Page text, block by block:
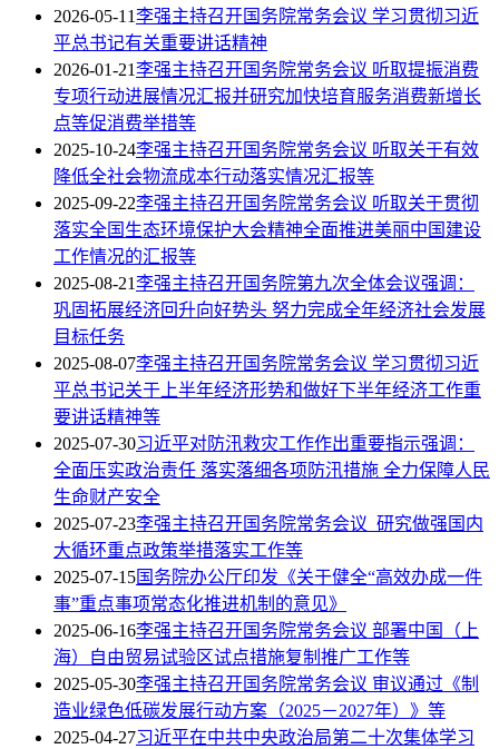
2026-05-11李强主持召开国务院常务会议 学习贯彻习近
平总书记有关重要讲话精神
2026-01-21李强主持召开国务院常务会议 听取提振消费
专项行动进展情况汇报并研究加快培育服务消费新增长
点等促消费举措等
2025-10-24李强主持召开国务院常务会议 听取关于有效
降低全社会物流成本行动落实情况汇报等
2025-09-22李强主持召开国务院常务会议 听取关于贯彻
落实全国生态环境保护大会精神全面推进美丽中国建设
工作情况的汇报等
2025-08-21李强主持召开国务院第九次全体会议强调：
巩固拓展经济回升向好势头 努力完成全年经济社会发展
目标任务
2025-08-07李强主持召开国务院常务会议 学习贯彻习近
平总书记关于上半年经济形势和做好下半年经济工作重
要讲话精神等
2025-07-30习近平对防汛救灾工作作出重要指示强调：
全面压实政治责任 落实落细各项防汛措施 全力保障人民
生命财产安全
2025-07-23李强主持召开国务院常务会议 研究做强国内
大循环重点政策举措落实工作等
2025-07-15国务院办公厅印发《关于健全“高效办成一件
事”重点事项常态化推进机制的意见》
2025-06-16李强主持召开国务院常务会议 部署中国（上
海）自由贸易试验区试点措施复制推广工作等
2025-05-30李强主持召开国务院常务会议 审议通过《制
造业绿色低碳发展行动方案（2025－2027年）》等
2025-04-27习近平在中共中央政治局第二十次集体学习